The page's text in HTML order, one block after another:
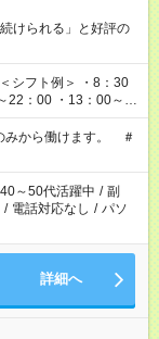
けられる」と好評の
22：00 ・13：00～
みから働けます。 ＃
40～50代活躍中 / 副
/ 電話対応なし / パソ
詳細へ